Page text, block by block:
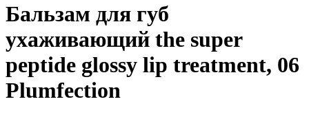
Бальзам для губ
ухаживающий the super
peptide glossy lip treatment, 06
Plumfection